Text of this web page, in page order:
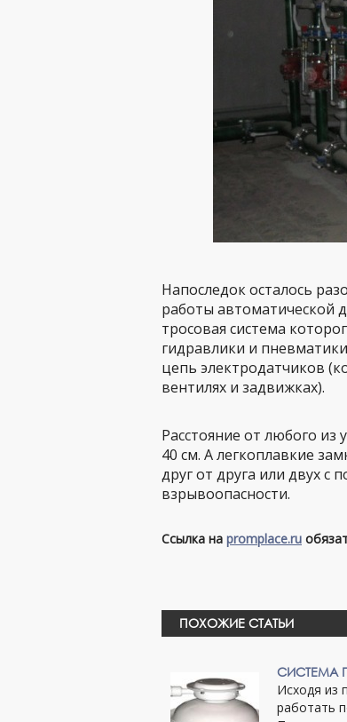
Напоследок осталось
работы автоматической
тросовая система
гидравлики и
цепь электродатчиков
вентилях и задвижках).
Расстояние от любого
40 см. А легкоплавкие
друг от друга или двух с
взрывоопасности.
Ссылка на promplace.ru
ПОХОЖИЕ СТАТЬИ
СИСТЕМА
Исходя из
работать